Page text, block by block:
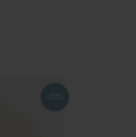
-20%